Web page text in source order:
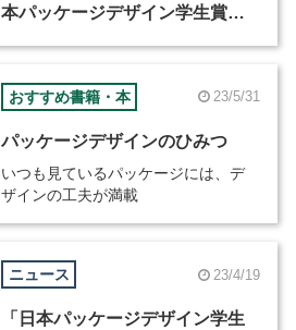
本パッケージデザイン学生賞
おすすめ書籍・本 23/5/31
パッケージデザインのひみつ
いつも見ているパッケージには、デ
ザインの工夫が満載
ニュース 23/4/19
「日本パッケージデザイン学生